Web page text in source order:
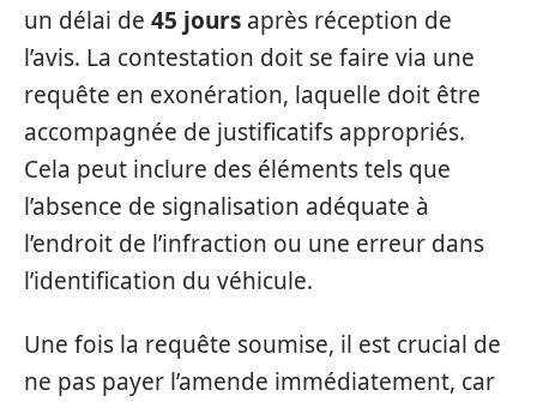
un délai de 45 jours après réception de
l’avis. La contestation doit se faire via une
requête en exonération, laquelle doit être
accompagnée de justificatifs appropriés.
Cela peut inclure des éléments tels que
l’absence de signalisation adéquate à
l’endroit de l’infraction ou une erreur dans
l’identification du véhicule.
Une fois la requête soumise, il est crucial de
ne pas payer l’amende immédiatement, car